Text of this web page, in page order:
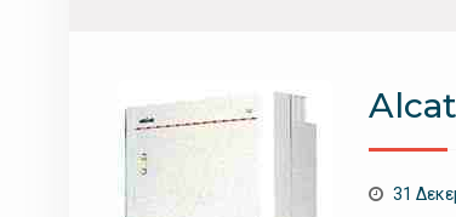
31